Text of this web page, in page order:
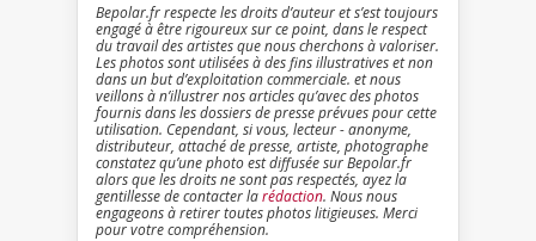
Bepolar.fr respecte les droits d’auteur et s’est toujours
engagé à être rigoureux sur ce point, dans le respect
du travail des artistes que nous cherchons à valoriser.
Les photos sont utilisées à des fins illustratives et non
dans un but d’exploitation commerciale. et nous
veillons à n’illustrer nos articles qu’avec des photos
fournis dans les dossiers de presse prévues pour cette
utilisation. Cependant, si vous, lecteur - anonyme,
distributeur, attaché de presse, artiste, photographe
constatez qu’une photo est diffusée sur Bepolar.fr
alors que les droits ne sont pas respectés, ayez la
gentillesse de contacter larédaction. Nous nous
engageons à retirer toutes photos litigieuses. Merci
pour votre compréhension.